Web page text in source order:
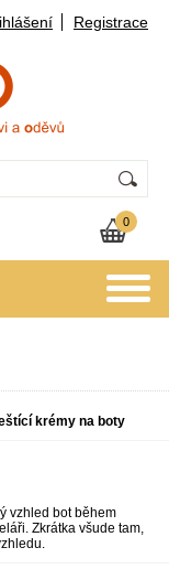
Registrace
0
krémy na boty
vzhled bot během
Zkrátka všude tam,